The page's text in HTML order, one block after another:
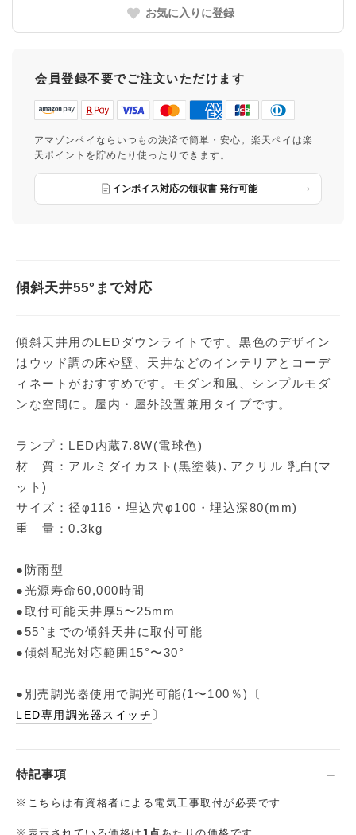
県
お気に入りに登録
会員登録不要でご注文いただけます
アマゾンペイならいつもの決済で簡単・安心。楽天ペイは楽
天ポイントを貯めたり使ったりできます。
インボイス対応の領収書 発行可能
傾斜天井55°まで対応
傾斜天井用のLEDダウンライトです。黒色のデザイン
はウッド調の床や壁、天井などのインテリアとコーデ
ィネートがおすすめです。モダン和風、シンプルモダ
ンな空間に。屋内・屋外設置兼用タイプです。
ランプ：LED内蔵7.8W(電球色)
材 質：アルミダイカスト(黒塗装)､アクリル 乳白(マ
ット)
サイズ：径φ116・埋込穴φ100・埋込深80(mm)
重 量：0.3kg
●防雨型
●光源寿命60,000時間
●取付可能天井厚5〜25mm
●55°までの傾斜天井に取付可能
●傾斜配光対応範囲15°〜30°
●別売調光器使用で調光可能(1〜100％)〔
LED専用調光器スイッチ 〕
特記事項
※こちらは有資格者による電気工事取付が必要です